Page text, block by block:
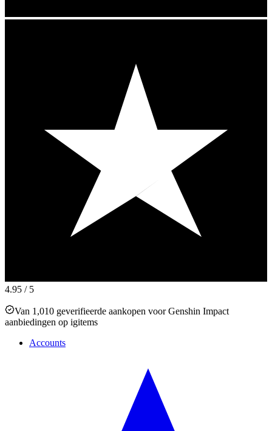
4.95 / 5
Van 1,010 geverifieerde aankopen voor Genshin Impact
aanbiedingen op igitems
Accounts